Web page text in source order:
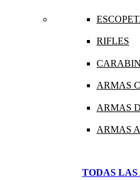
RIFLES
ARMAS
ARMAS
ARMAS
TODAS